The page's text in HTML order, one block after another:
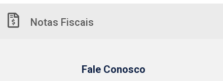
Notas Fiscais
Fale Conosco